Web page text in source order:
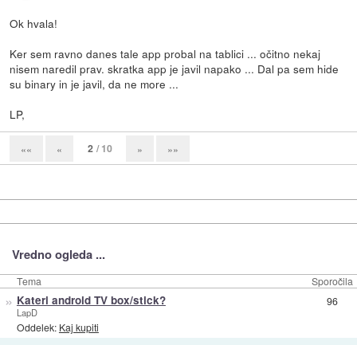
Ok hvala!
Ker sem ravno danes tale app probal na tablici ... očitno nekaj
nisem naredil prav. skratka app je javil napako ... Dal pa sem hide
su binary in je javil, da ne more ...
LP,
«« « 2 / 10 » »»
Vredno ogleda ...
Tema Sporočila
» Kateri android TV box/stick?
LapD
Oddelek: Kaj kupiti
96